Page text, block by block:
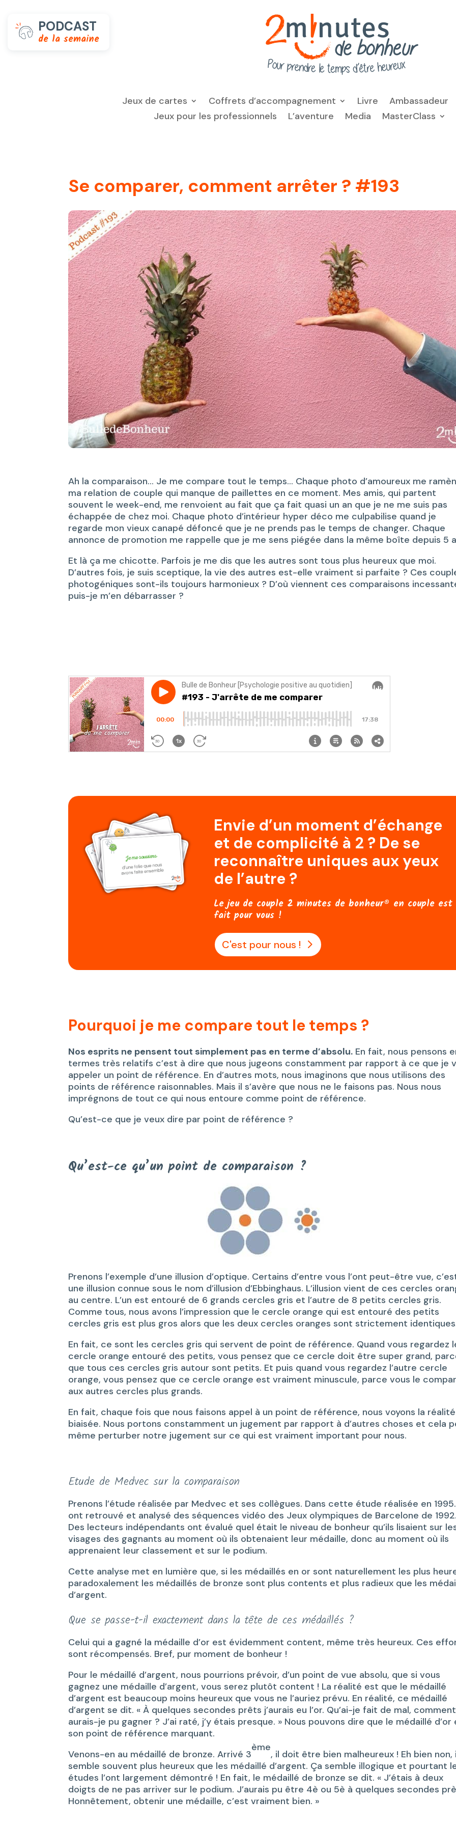
PODCAST
de la semaine
Jeux de cartes Coffrets d’accompagnement Livre Ambassadeur
Jeux pour les professionnels
L’aventure Media MasterClass
Se comparer, comment arrêter ? #193
Ah la comparaison… Je me compare tout le temps… Chaque photo d’amoureux me
ma relation de couple qui manque de paillettes en ce moment. Mes amis, qui partent
souvent le week-end, me renvoient au fait que ça fait quasi un an que je ne me suis pas
échappée de chez moi. Chaque photo d’intérieur hyper déco me culpabilise quand je
regarde mon vieux canapé défoncé que je ne prends pas le temps de changer. Chaque
annonce de promotion me rappelle que je me sens piégée dans la même boîte depuis 5
Et là ça me chicotte. Parfois je me dis que les autres sont tous plus heureux que moi.
D’autres fois, je suis sceptique, la vie des autres est-elle vraiment si parfaite ? Ces
photogéniques sont-ils toujours harmonieux ? D’où viennent ces comparaisons
puis-je m’en débarrasser ?
Envie d’un moment d’échange
et de complicité à 2 ? De se
reconnaître uniques aux yeux
de l’autre ?
Le jeu de couple 2 minutes de bonheur® en couple est
fait pour vous !
C'est pour nous !
Pourquoi je me compare tout le temps ?
Nos esprits ne pensent tout simplement pas en terme d’absolu. En fait, nous pensons
termes très relatifs c’est à dire que nous jugeons constamment par rapport à ce que je
appeler un point de référence. En d’autres mots, nous imaginons que nous utilisons des
points de référence raisonnables. Mais il s’avère que nous ne le faisons pas. Nous nous
imprégnons de tout ce qui nous entoure comme point de référence.
Qu’est-ce que je veux dire par point de référence ?
Qu’est-ce qu’un point de comparaison ?
Prenons l’exemple d’une illusion d’optique. Certains d’entre vous l’ont peut-être vue,
une illusion connue sous le nom d’illusion d’Ebbinghaus. L’illusion vient de ces cercles
au centre. L’un est entouré de 6 grands cercles gris et l’autre de 8 petits cercles gris.
Comme tous, nous avons l’impression que le cercle orange qui est entouré des petits
cercles gris est plus gros alors que les deux cercles oranges sont strictement
En fait, ce sont les cercles gris qui servent de point de référence. Quand vous regardez
cercle orange entouré des petits, vous pensez que ce cercle doit être super grand,
que tous ces cercles gris autour sont petits. Et puis quand vous regardez l’autre cercle
orange, vous pensez que ce cercle orange est vraiment minuscule, parce vous le
aux autres cercles plus grands.
En fait, chaque fois que nous faisons appel à un point de référence, nous voyons la réalité
biaisée. Nous portons constamment un jugement par rapport à d’autres choses et cela
même perturber notre jugement sur ce qui est vraiment important pour nous.
Etude de Medvec sur la comparaison
Prenons l’étude réalisée par Medvec et ses collègues. Dans cette étude réalisée en
ont retrouvé et analysé des séquences vidéo des Jeux olympiques de Barcelone de 1992.
Des lecteurs indépendants ont évalué quel était le niveau de bonheur qu’ils lisaient sur
visages des gagnants au moment où ils obtenaient leur médaille, donc au moment où ils
apprenaient leur classement et sur le podium.
Cette analyse met en lumière que, si les médaillés en or sont naturellement les plus
paradoxalement les médaillés de bronze sont plus contents et plus radieux que les
d’argent.
Que se passe-t-il exactement dans la tête de ces médaillés ?
Celui qui a gagné la médaille d’or est évidemment content, même très heureux. Ces
sont récompensés. Bref, pur moment de bonheur !
Pour le médaillé d’argent, nous pourrions prévoir, d’un point de vue absolu, que si vous
gagnez une médaille d’argent, vous serez plutôt content ! La réalité est que le médaillé
d’argent est beaucoup moins heureux que vous ne l’auriez prévu. En réalité, ce médaillé
d’argent se dit. « À quelques secondes prêts j’aurais eu l’or. Qu’ai-je fait de mal, comment
aurais-je pu gagner ? J’ai raté, j’y étais presque. » Nous pouvons dire que le médaillé d’or
son point de référence marquant.
Venons-en au médaillé de bronze. Arrivé 3
ème
, il doit être bien malheureux ! Eh bien non,
semble souvent plus heureux que les médaillé d’argent. Ça semble illogique et pourtant
études l’ont largement démontré ! En fait, le médaillé de bronze se dit. « J’étais à deux
doigts de ne pas arriver sur le podium. J’aurais pu être 4è ou 5è à quelques secondes
Honnêtement, obtenir une médaille, c’est vraiment bien. »